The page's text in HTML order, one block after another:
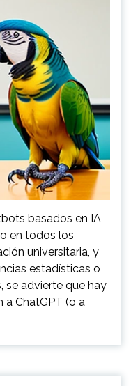
basados en IA
en todos los
universitaria, y
estadísticas o
se advierte que hay
a ChatGPT (o a